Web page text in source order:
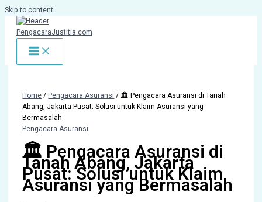
Skip to content
Home/Pengacara Asuransi / 🏛️ Pengacara Asuransi di Tanah
Abang, Jakarta Pusat: Solusi untuk Klaim Asuransi yang
Bermasalah
Pengacara Asuransi
🏛️ Pengacara Asuransi di
Tanah Abang, Jakarta
Pusat: Solusi untuk Klaim
Asuransi yang Bermasalah